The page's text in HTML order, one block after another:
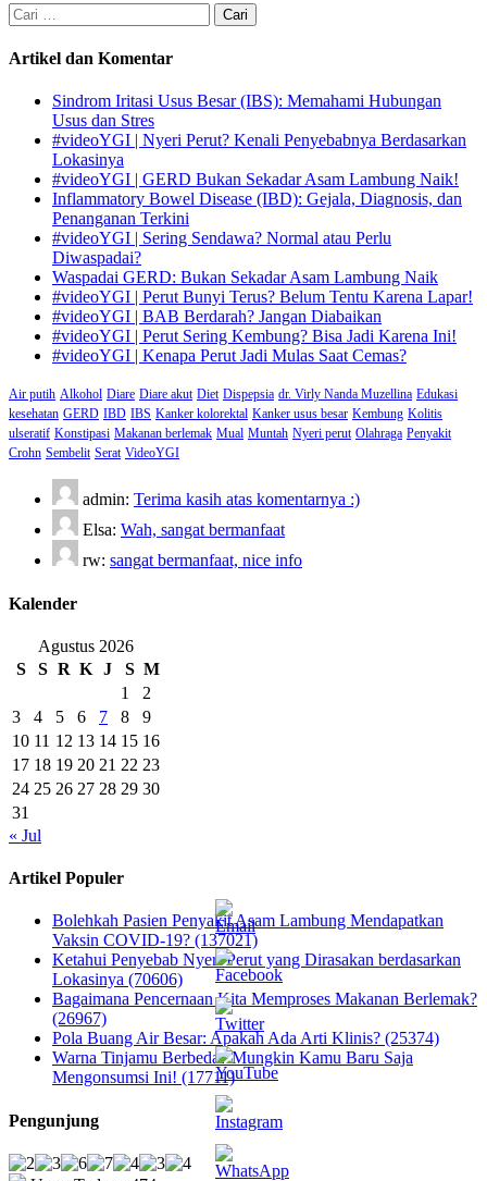
Cari
untuk:
Artikel dan Komentar
Sindrom Iritasi Usus Besar (IBS): Memahami Hubungan
Usus dan Stres
#videoYGI | Nyeri Perut? Kenali Penyebabnya Berdasarkan
Lokasinya
#videoYGI | GERD Bukan Sekadar Asam Lambung Naik!
Inflammatory Bowel Disease (IBD): Gejala, Diagnosis, dan
Penanganan Terkini
#videoYGI | Sering Sendawa? Normal atau Perlu
Diwaspadai?
Waspadai GERD: Bukan Sekadar Asam Lambung Naik
#videoYGI | Perut Bunyi Terus? Belum Tentu Karena Lapar!
#videoYGI | BAB Berdarah? Jangan Diabaikan
#videoYGI | Perut Sering Kembung? Bisa Jadi Karena Ini!
#videoYGI | Kenapa Perut Jadi Mulas Saat Cemas?
Air putih Alkohol Diare Diare akut Diet Dispepsia dr. Virly Nanda Muzellina Edukasi
kesehatan GERD IBD IBS Kanker kolorektal Kanker usus besar Kembung Kolitis
ulseratif Konstipasi Makanan berlemak Mual Muntah Nyeri perut Olahraga Penyakit
Crohn Sembelit Serat VideoYGI
admin: Terima kasih atas komentarnya :)
Elsa: Wah, sangat bermanfaat
rw: sangat bermanfaat, nice info
Kalender
Agustus 2026
S
S R K J S M
1
2
3
4 5 6 7 8
9
10 11 12 13 14 15 16
17 18 19 20 21 22 23
24 25 26 27 28 29 30
31
« Jul
Artikel Populer
Bolehkah Pasien Penyakit Asam Lambung Mendapatkan
Vaksin COVID-19? (137021)
Ketahui Penyebab Nyeri Perut yang Dirasakan berdasarkan
Lokasinya (70606)
Bagaimana Pencernaan Kita Memproses Makanan Berlemak?
(26967)
Pola Buang Air Besar: Apakah Ada Arti Klinis? (25374)
Warna Tinjamu Berbeda? Mungkin Kamu Baru Saja
Mengonsumsi Ini! (17711)
Pengunjung